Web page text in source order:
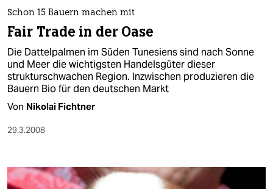
berlin
wahrheit
verlag
shop
Schon 15 Bauern machen mit
Fair Trade in der Oase
Die Dattelpalmen im Süden Tunesiens sind nach Sonne
und Meer die wichtigsten Handelsgüter dieser
strukturschwachen Region. Inzwischen produzieren die
Bauern Bio für den deutschen Markt
Von Nikolai Fichtner
29.3.2008